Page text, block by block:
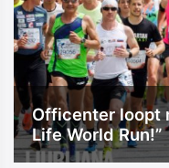
Officenter loopt
Life World Run!”